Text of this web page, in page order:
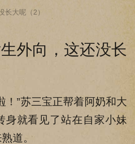
拉阅读上一章
外向，这还没长
”苏三宝正帮着阿奶和大
身就看见了站在自家小妹
道。
长大呢（2）